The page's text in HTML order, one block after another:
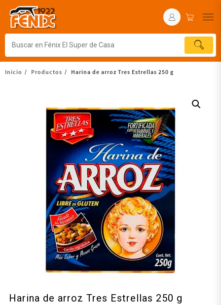
Inicio Productos Harina de arroz Tres Estrellas 250 g
Harina de arroz Tres Estrellas 250 g